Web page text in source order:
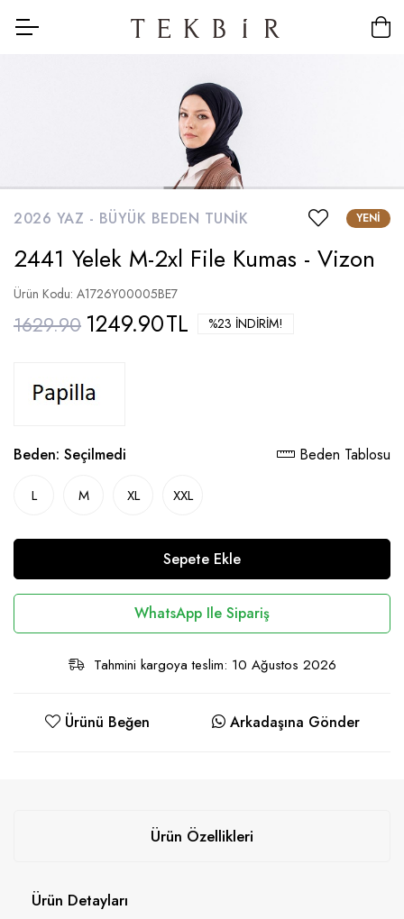
2026 YAZ - BÜYÜK BEDEN TUNIK YENI
2441 Yelek M-2xl File Kumas - Vizon
Ürün Kodu: A1726Y00005BE7
1629.90 1249.90TL %23 İNDIRIM!
Beden: Seçilmedi Beden Tablosu
L M XL XXL
Sepete Ekle
WhatsApp Ile Sipariş
Tahmini kargoya teslim: 10 Ağustos 2026
Ürünü Beğen Arkadaşına Gönder
Ürün Özellikleri
Ürün Detayları